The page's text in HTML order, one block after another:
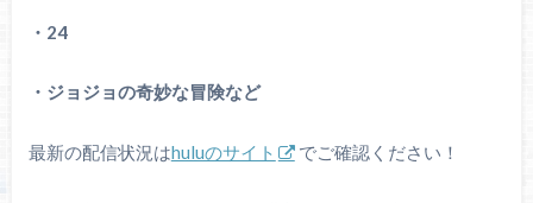
・24
・ジョジョの奇妙な冒険など
最新の配信状況はhuluのサイト でご確認ください！